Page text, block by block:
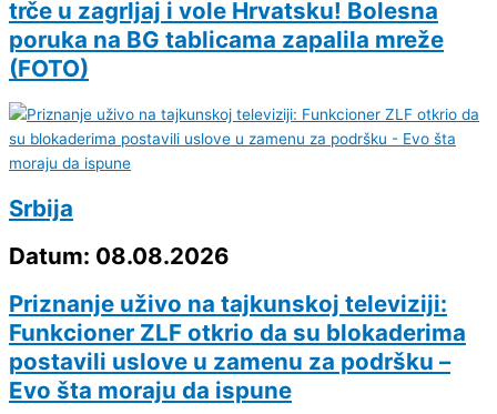
trče u zagrljaj i vole Hrvatsku! Bolesna
poruka na BG tablicama zapalila mreže
(FOTO)
Srbija
Datum: 08.08.2026
Priznanje uživo na tajkunskoj televiziji:
Funkcioner ZLF otkrio da su blokaderima
postavili uslove u zamenu za podršku –
Evo šta moraju da ispune